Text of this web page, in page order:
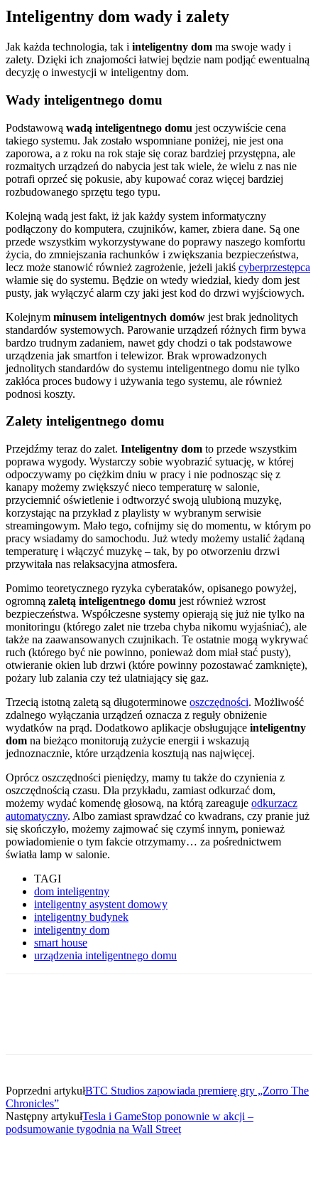
Inteligentny dom wady i zalety
Jak każda technologia, tak i inteligentny dom ma swoje wady i
zalety. Dzięki ich znajomości łatwiej będzie nam podjąć ewentualną
decyzję o inwestycji w inteligentny dom.
Wady inteligentnego domu
Podstawową wadą inteligentnego domu jest oczywiście cena
takiego systemu. Jak zostało wspomniane poniżej, nie jest ona
zaporowa, a z roku na rok staje się coraz bardziej przystępna, ale
rozmaitych urządzeń do nabycia jest tak wiele, że wielu z nas nie
potrafi oprzeć się pokusie, aby kupować coraz więcej bardziej
rozbudowanego sprzętu tego typu.
Kolejną wadą jest fakt, iż jak każdy system informatyczny
podłączony do komputera, czujników, kamer, zbiera dane. Są one
przede wszystkim wykorzystywane do poprawy naszego komfortu
życia, do zmniejszania rachunków i zwiększania bezpieczeństwa,
lecz może stanowić również zagrożenie, jeżeli jakiś cyberprzestępca
włamie się do systemu. Będzie on wtedy wiedział, kiedy dom jest
pusty, jak wyłączyć alarm czy jaki jest kod do drzwi wyjściowych.
Kolejnym minusem inteligentnych domów jest brak jednolitych
standardów systemowych. Parowanie urządzeń różnych firm bywa
bardzo trudnym zadaniem, nawet gdy chodzi o tak podstawowe
urządzenia jak smartfon i telewizor. Brak wprowadzonych
jednolitych standardów do systemu inteligentnego domu nie tylko
zakłóca proces budowy i używania tego systemu, ale również
podnosi koszty.
Zalety inteligentnego domu
Przejdźmy teraz do zalet. Inteligentny dom to przede wszystkim
poprawa wygody. Wystarczy sobie wyobrazić sytuację, w której
odpoczywamy po ciężkim dniu w pracy i nie podnosząc się z
kanapy możemy zwiększyć nieco temperaturę w salonie,
przyciemnić oświetlenie i odtworzyć swoją ulubioną muzykę,
korzystając na przykład z playlisty w wybranym serwisie
streamingowym. Mało tego, cofnijmy się do momentu, w którym po
pracy wsiadamy do samochodu. Już wtedy możemy ustalić żądaną
temperaturę i włączyć muzykę – tak, by po otworzeniu drzwi
przywitała nas relaksacyjna atmosfera.
Pomimo teoretycznego ryzyka cyberataków, opisanego powyżej,
ogromną zaletą inteligentnego domu jest również wzrost
bezpieczeństwa. Współczesne systemy opierają się już nie tylko na
monitoringu (którego zalet nie trzeba chyba nikomu wyjaśniać), ale
także na zaawansowanych czujnikach. Te ostatnie mogą wykrywać
ruch (którego być nie powinno, ponieważ dom miał stać pusty),
otwieranie okien lub drzwi (które powinny pozostawać zamknięte),
pożary lub zalania czy też ulatniający się gaz.
Trzecią istotną zaletą są długoterminowe oszczędności. Możliwość
zdalnego wyłączania urządzeń oznacza z reguły obniżenie
wydatków na prąd. Dodatkowo aplikacje obsługujące inteligentny
dom na bieżąco monitorują zużycie energii i wskazują
jednoznacznie, które urządzenia kosztują nas najwięcej.
Oprócz oszczędności pieniędzy, mamy tu także do czynienia z
oszczędnością czasu. Dla przykładu, zamiast odkurzać dom,
możemy wydać komendę głosową, na którą zareaguje odkurzacz
automatyczny. Albo zamiast sprawdzać co kwadrans, czy pranie już
się skończyło, możemy zajmować się czymś innym, ponieważ
powiadomienie o tym fakcie otrzymamy… za pośrednictwem
światła lamp w salonie.
TAGI
dom inteligentny
inteligentny asystent domowy
inteligentny budynek
inteligentny dom
smart house
urządzenia inteligentnego domu
Poprzedni artykułBTC Studios zapowiada premierę gry „Zorro The
Chronicles”
Następny artykułTesla i GameStop ponownie w akcji –
podsumowanie tygodnia na Wall Street